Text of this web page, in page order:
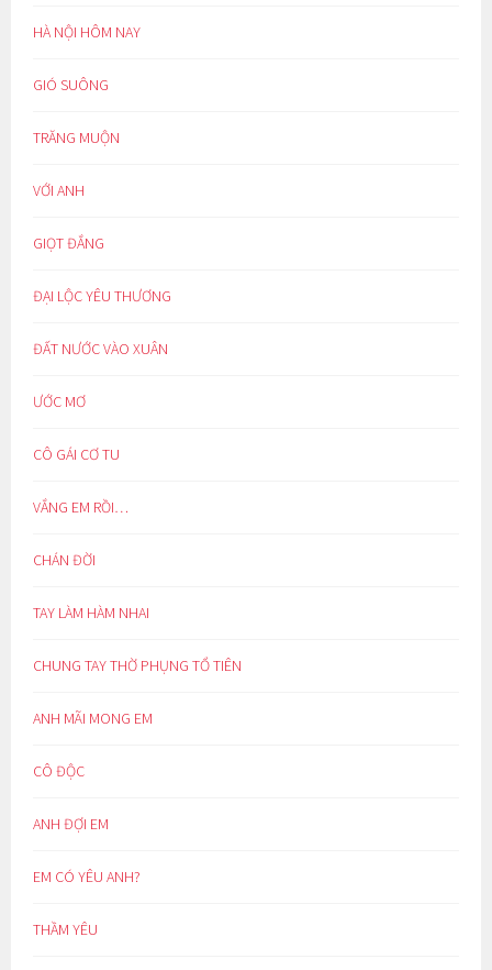
HÀ NỘI HÔM NAY
GIÓ SUÔNG
TRĂNG MUỘN
VỚI ANH
GIỌT ĐẮNG
ĐẠI LỘC YÊU THƯƠNG
ĐẤT NƯỚC VÀO XUÂN
ƯỚC MƠ
CÔ GÁI CƠ TU
VẮNG EM RỒI…
CHÁN ĐỜI
TAY LÀM HÀM NHAI
CHUNG TAY THỜ PHỤNG TỔ TIÊN
ANH MÃI MONG EM
CÔ ĐỘC
ANH ĐỢI EM
EM CÓ YÊU ANH?
THẦM YÊU